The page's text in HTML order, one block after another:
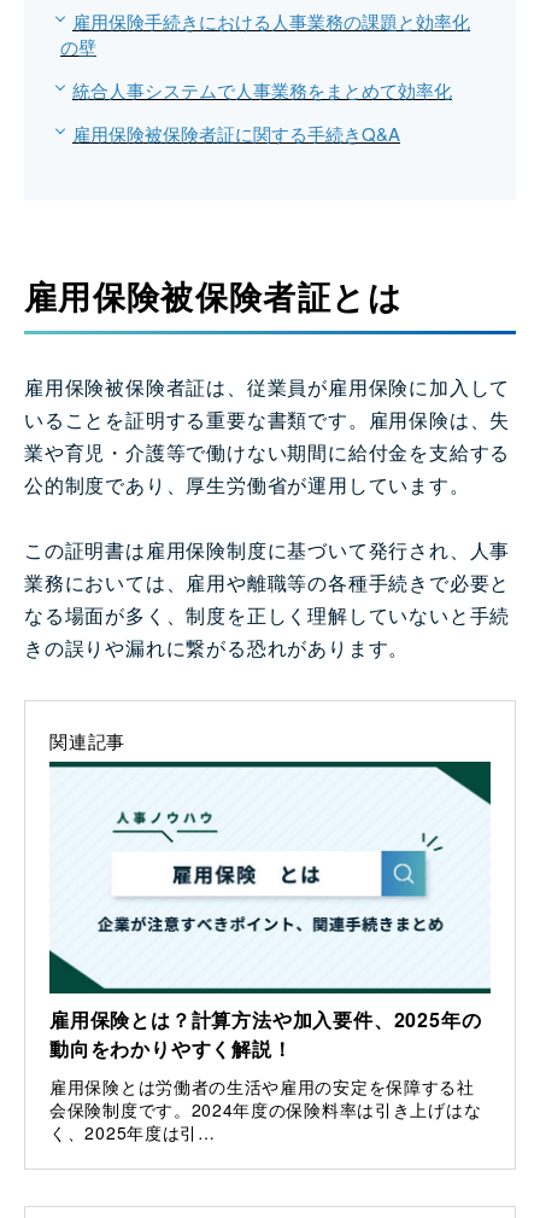
雇用保険手続きにおける人事業務の課題と効率化
の壁
統合人事システムで人事業務をまとめて効率化
雇用保険被保険者証に関する手続きQ&A
雇用保険被保険者証とは
雇用保険被保険者証は、従業員が雇用保険に加入して
いることを証明する重要な書類です。雇用保険は、失
業や育児・介護等で働けない期間に給付金を支給する
公的制度であり、厚生労働省が運用しています。
この証明書は雇用保険制度に基づいて発行され、人事
業務においては、雇用や離職等の各種手続きで必要と
なる場面が多く、制度を正しく理解していないと手続
きの誤りや漏れに繋がる恐れがあります。
関連記事
雇用保険とは？計算方法や加入要件、2025年の
動向をわかりやすく解説！
雇用保険とは労働者の生活や雇用の安定を保障する社
会保険制度です。2024年度の保険料率は引き上げはな
く、2025年度は引…